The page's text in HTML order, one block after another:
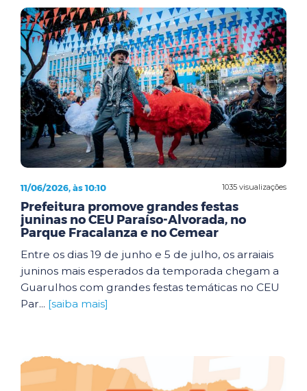
1035 visualizações
11/06/2026, às 10:10
Prefeitura promove grandes festas
juninas no CEU Paraíso-Alvorada, no
Parque Fracalanza e no Cemear
Entre os dias 19 de junho e 5 de julho, os arraiais
juninos mais esperados da temporada chegam a
Guarulhos com grandes festas temáticas no CEU
Par... [saiba mais]